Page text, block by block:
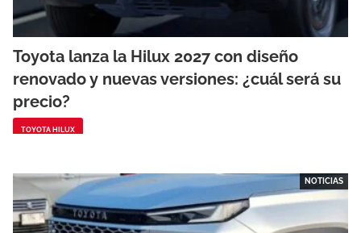
Toyota lanza la Hilux 2027 con diseño
renovado y nuevas versiones: ¿cuál será su
precio?
TOYOTA HILUX
NOTICIAS